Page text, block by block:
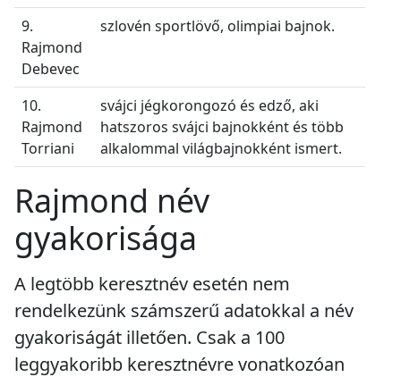
9.
Rajmond
Debevec
szlovén sportlövő, olimpiai bajnok.
10.
Rajmond
Torriani
svájci jégkorongozó és edző, aki
hatszoros svájci bajnokként és több
alkalommal világbajnokként ismert.
Rajmond név
gyakorisága
A legtöbb keresztnév esetén nem
rendelkezünk számszerű adatokkal a név
gyakoriságát illetően. Csak a 100
leggyakoribb keresztnévre vonatkozóan